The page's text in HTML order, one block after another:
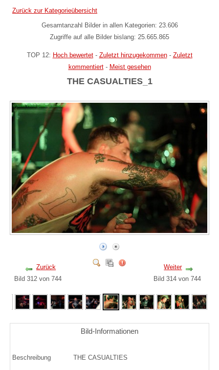
Zurück zur Kategorieübersicht
Gesamtanzahl Bilder in allen Kategorien: 23.606
Zugriffe auf alle Bilder bislang: 25.665.865
TOP 12: Hoch bewertet- Zuletzt hinzugekommen- Zuletzt
kommentiert- Meist gesehen
THE CASUALTIES_1
Zurück
Bild 312 von 744
Weiter
Bild 314 von 744
Bild-Informationen
Beschreibung THE CASUALTIES